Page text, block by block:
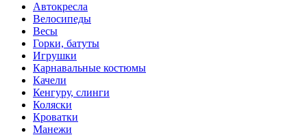
Автокресла
Велосипеды
Весы
Горки, батуты
Игрушки
Карнавальные костюмы
Качели
Кенгуру, слинги
Коляски
Кроватки
Манежи